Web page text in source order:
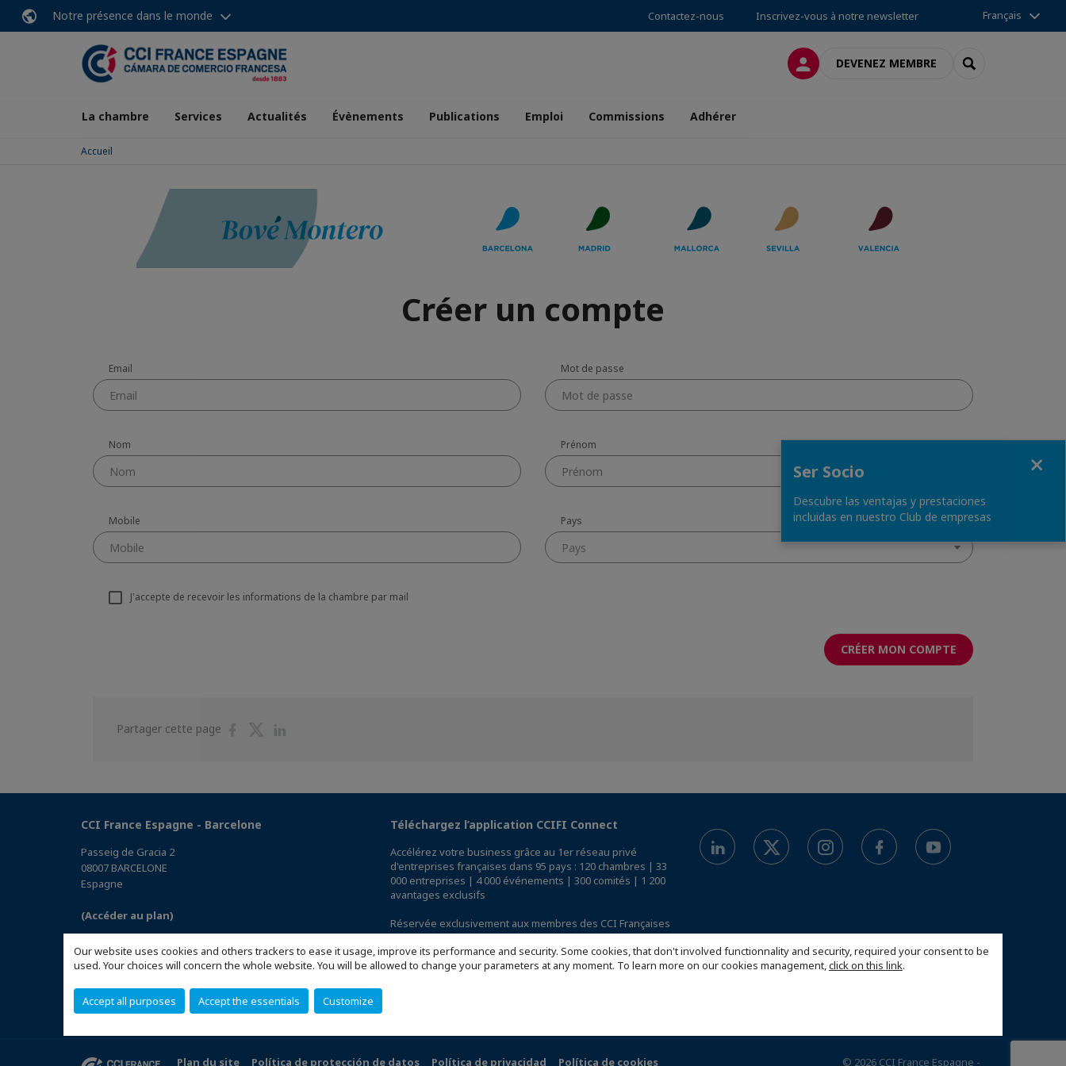
Our website uses cookies and others trackers to ease it usage, improve its performance and security. Some cookies, that don't involved functionnality and security, required your consent to be
used. Your choices will concern the whole website. You will be allowed to change your parameters at any moment. To learn more on our cookies management,click on this link.
Accept all purposes Accept the essentials Customize
Notre présence dans le monde Contactez-nous Inscrivez-vous à notre newsletter Français
CONNEXIONDEVENEZ MEMBRE RECHERCHER
La chambre Services Actualités Évènements Publications Emploi Commissions Adhérer
Accueil
Créer un compte
Email Mot de passe
Nom Prénom
Mobile Pays
Pays
J'accepte de recevoir les informations de la chambre par mail
CRÉER MON COMPTE
Partager cette page
PartagerPartager
CCI France Espagne - Barcelone
Passeig de Gracia 2
08007 BARCELONE
Espagne
(Accéder au plan)
Téléchargez l’application CCIFI Connect
Accélérez votre business grâce au 1er réseau privé
d'entreprises françaises dans 95 pays : 120 chambres | 33
000 entreprises | 4 000 événements | 300 comités | 1 200
avantages exclusifs
Réservée exclusivement aux membres des CCI Françaises
à l'International,découvrez l'app CCIFI Connect.
Plan du site Política de protección de datos Política de privacidad Política de cookies © 2026 CCI France Espagne -
Ser Socio
Descubre las ventajas y prestaciones
incluidas en nuestro Club de empresas